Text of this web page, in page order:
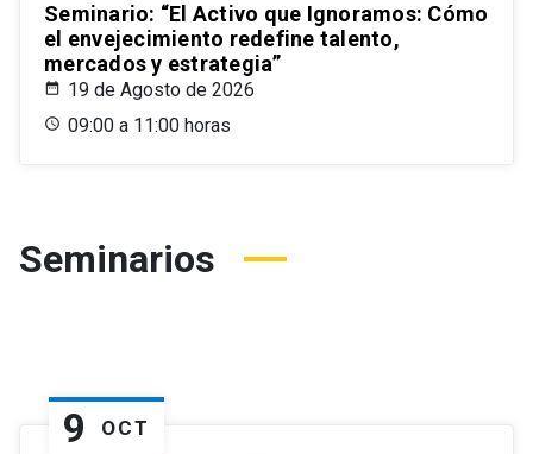
Seminario: “El Activo que Ignoramos: Cómo
el envejecimiento redefine talento,
mercados y estrategia”
19 de Agosto de 2026
09:00 a 11:00 horas
Seminarios
9 OCT